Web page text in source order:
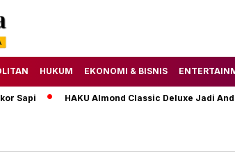
HUKUM EKONOMI & BISNIS
Sapi HAKU Almond Classic Deluxe Jadi